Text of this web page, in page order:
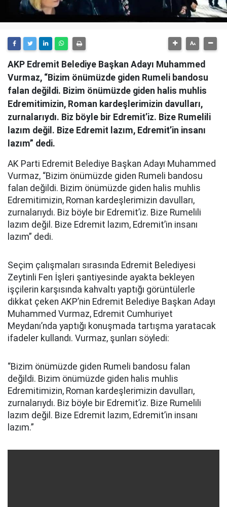
AKP Edremit Belediye Başkan Adayı Muhammed
Vurmaz, “Bizim önümüzde giden Rumeli bandosu
falan değildi. Bizim önümüzde giden halis muhlis
Edremitimizin, Roman kardeşlerimizin davulları,
zurnalarıydı. Biz böyle bir Edremit’iz. Bize Rumelili
lazım değil. Bize Edremit lazım, Edremit’in insanı
lazım” dedi.
AK Parti Edremit Belediye Başkan Adayı Muhammed
Vurmaz, “Bizim önümüzde giden Rumeli bandosu
falan değildi. Bizim önümüzde giden halis muhlis
Edremitimizin, Roman kardeşlerimizin davulları,
zurnalarıydı. Biz böyle bir Edremit’iz. Bize Rumelili
lazım değil. Bize Edremit lazım, Edremit’in insanı
lazım” dedi.
Seçim çalışmaları sırasında Edremit Belediyesi
Zeytinli Fen İşleri şantiyesinde ayakta bekleyen
işçilerin karşısında kahvaltı yaptığı görüntülerle
dikkat çeken AKP’nin Edremit Belediye Başkan Adayı
Muhammed Vurmaz, Edremit Cumhuriyet
Meydanı’nda yaptığı konuşmada tartışma yaratacak
ifadeler kullandı. Vurmaz, şunları söyledi:
“Bizim önümüzde giden Rumeli bandosu falan
değildi. Bizim önümüzde giden halis muhlis
Edremitimizin, Roman kardeşlerimizin davulları,
zurnalarıydı. Biz böyle bir Edremit’iz. Bize Rumelili
lazım değil. Bize Edremit lazım, Edremit’in insanı
lazım.”